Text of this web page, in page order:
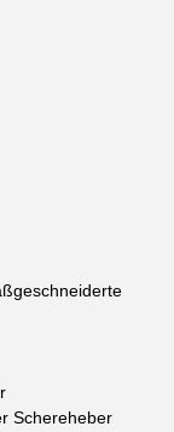
Schereheber